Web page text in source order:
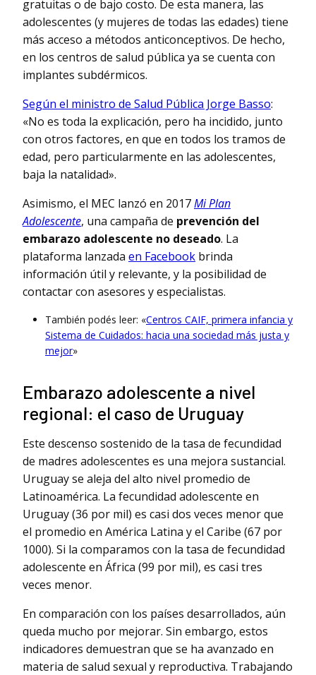
gratuitas o de bajo costo. De esta manera, las
adolescentes (y mujeres de todas las edades) tiene
más acceso a métodos anticonceptivos. De hecho,
en los centros de salud pública ya se cuenta con
implantes subdérmicos.
Según el ministro de Salud Pública Jorge Basso:
«No es toda la explicación, pero ha incidido, junto
con otros factores, en que en todos los tramos de
edad, pero particularmente en las adolescentes,
baja la natalidad».
Asimismo, el MEC lanzó en 2017Mi Plan
Adolescente, una campaña de prevención del
embarazo adolescente no deseado. La
plataforma lanzada en Facebook brinda
información útil y relevante, y la posibilidad de
contactar con asesores y especialistas.
También podés leer: «Centros CAIF, primera infancia y
Sistema de Cuidados: hacia una sociedad más justa y
mejor»
Embarazo adolescente a nivel
regional: el caso de Uruguay
Este descenso sostenido de la tasa de fecundidad
de madres adolescentes es una mejora sustancial.
Uruguay se aleja del alto nivel promedio de
Latinoamérica. La fecundidad adolescente en
Uruguay (36 por mil) es casi dos veces menor que
el promedio en América Latina y el Caribe (67 por
1000). Si la comparamos con la tasa de fecundidad
adolescente en África (99 por mil), es casi tres
veces menor.
En comparación con los países desarrollados, aún
queda mucho por mejorar. Sin embargo, estos
indicadores demuestran que se ha avanzado en
materia de salud sexual y reproductiva. Trabajando